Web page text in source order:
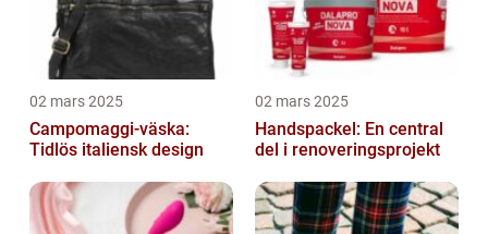
02 mars 2025
Campomaggi-väska:
Tidlös italiensk design
02 mars 2025
Handspackel: En central
del i renoveringsprojekt